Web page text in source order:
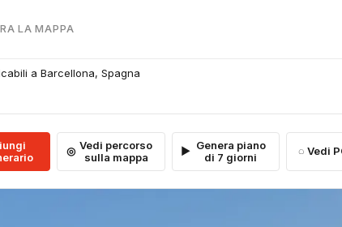
LA MAPPA
a Barcellona, Spagna
Vedi percorso
sulla mappa
Genera piano
di 7 giorni
Vedi